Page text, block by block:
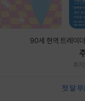
90세 현역 트레이
후
첫 달